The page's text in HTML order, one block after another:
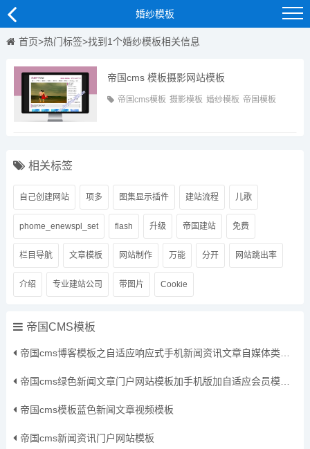
婚纱模板
首页>热门标签>找到1个婚纱模板相关信息
帝国cms 模板摄影网站模板
帝国cms模板 摄影模板 婚纱模板 帝国模板
相关标签
自己创建网站 项多 图集显示插件 建站流程 儿歌
phome_enewspl_set flash 升级 帝国建站 免费
栏目导航 文章模板 网站制作 万能 分开 网站跳出率
介绍 专业建站公司 带图片 Cookie
帝国CMS模板
帝国cms博客模板之自适应响应式手机新闻资讯文章自媒体类通用网站模板
帝国cms绿色新闻文章门户网站模板加手机版加自适应会员模板可改颜色
帝国cms模板蓝色新闻文章视频模板
帝国cms新闻资讯门户网站模板